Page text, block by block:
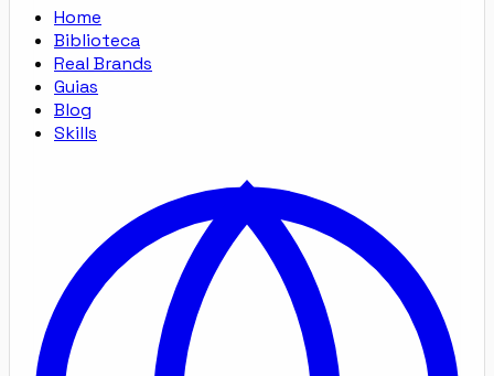
Home
Biblioteca
Real Brands
Guias
Blog
Skills